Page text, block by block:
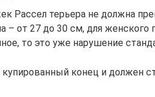
Рассел терьера не должна
– от 27 до 30 см, для женского
то это уже нарушение
конец и должен